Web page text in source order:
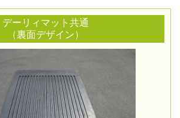
デーリィマット共通
（裏面デザイン）